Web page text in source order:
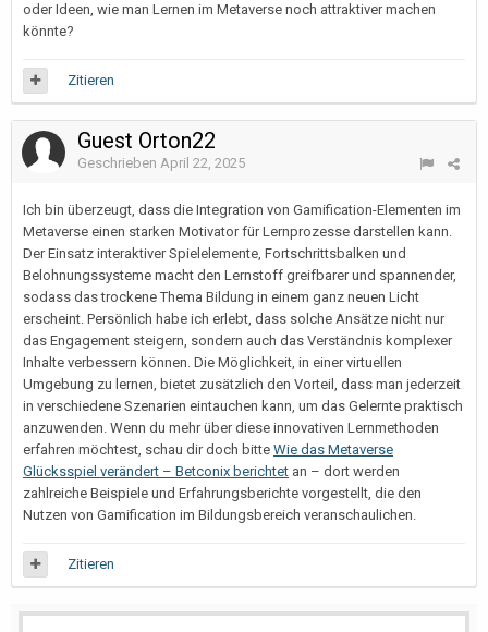
oder Ideen, wie man Lernen im Metaverse noch attraktiver machen
könnte?
Zitieren
Guest Orton22
Geschrieben April 22, 2025
Ich bin überzeugt, dass die Integration von Gamification-Elementen im
Metaverse einen starken Motivator für Lernprozesse darstellen kann.
Der Einsatz interaktiver Spielelemente, Fortschrittsbalken und
Belohnungssysteme macht den Lernstoff greifbarer und spannender,
sodass das trockene Thema Bildung in einem ganz neuen Licht
erscheint. Persönlich habe ich erlebt, dass solche Ansätze nicht nur
das Engagement steigern, sondern auch das Verständnis komplexer
Inhalte verbessern können. Die Möglichkeit, in einer virtuellen
Umgebung zu lernen, bietet zusätzlich den Vorteil, dass man jederzeit
in verschiedene Szenarien eintauchen kann, um das Gelernte praktisch
anzuwenden. Wenn du mehr über diese innovativen Lernmethoden
erfahren möchtest, schau dir doch bitte Wie das Metaverse
Glücksspiel verändert – Betconix berichtet an – dort werden
zahlreiche Beispiele und Erfahrungsberichte vorgestellt, die den
Nutzen von Gamification im Bildungsbereich veranschaulichen.
Zitieren